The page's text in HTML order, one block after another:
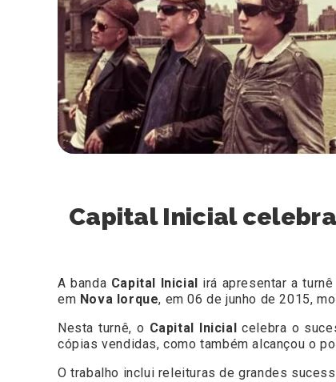
Capital Inicial
A banda Capital Inicial irá apresentar a turnê
em Nova Iorque, em 06 de junho de 2015,
Nesta turnê, o Capital Inicial celebra o
cópias vendidas, como também alcançou o
O trabalho inclui releituras de grandes